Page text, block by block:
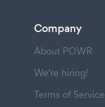
Company
About POWR
We're hiring!
Terms of Service